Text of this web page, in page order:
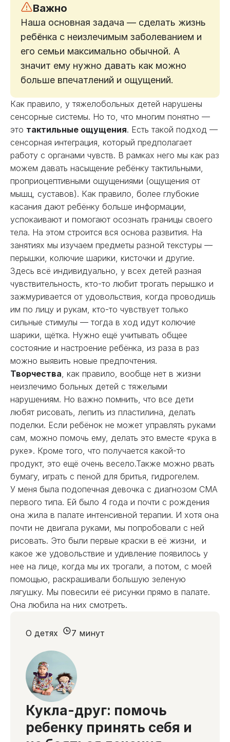
Важно
Наша основная задача — сделать жизнь
ребёнка с неизлечимым заболеванием и
его семьи максимально обычной. А
значит ему нужно давать как можно
больше впечатлений и ощущений.
Как правило, у тяжелобольных детей нарушены
сенсорные системы. Но то, что многим понятно —
это тактильные ощущения. Есть такой подход —
сенсорная интеграция, который предполагает
работу с органами чувств. В рамках него мы как раз
можем давать насыщение ребёнку тактильными,
проприоцептивными ощущениями (ощущения от
мышц, суставов). Как правило, более глубокие
касания дают ребёнку больше информации,
успокаивают и помогают осознать границы своего
тела. На этом строится вся основа развития. На
занятиях мы изучаем предметы разной текстуры —
перышки, колючие шарики, кисточки и другие.
Здесь всё индивидуально, у всех детей разная
чувствительность, кто-то любит трогать перышко и
зажмуривается от удовольствия, когда проводишь
им по лицу и рукам, кто-то чувствует только
сильные стимулы — тогда в ход идут колючие
шарики, щётка. Нужно ещё учитывать общее
состояние и настроение ребёнка, из раза в раз
можно выявить новые предпочтения.
Творчества, как правило, вообще нет в жизни
неизлечимо больных детей с тяжелыми
нарушениям. Но важно помнить, что все дети
любят рисовать, лепить из пластилина, делать
поделки. Если ребёнок не может управлять руками
сам, можно помочь ему, делать это вместе «рука в
руке». Кроме того, что получается какой-то
продукт, это ещё очень весело.Также можно рвать
бумагу, играть с пеной для бритья, гидрогелем.
У меня была подопечная девочка с диагнозом СМА
первого типа. Ей было 4 года и почти с рождения
она жила в палате интенсивной терапии. И хотя она
почти не двигала руками, мы попробовали с ней
рисовать. Это были первые краски в её жизни, и
какое же удовольствие и удивление появилось у
нее на лице, когда мы их трогали, а потом, с моей
помощью, раскрашивали большую зеленую
лягушку. Мы повесили её рисунки прямо в палате.
Она любила на них смотреть.
Кукла-друг: помочь
ребенку принять себя и
О детях 7 минут